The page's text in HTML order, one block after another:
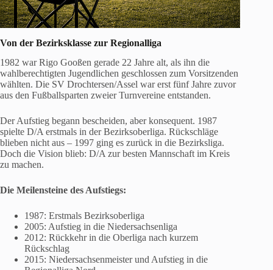
Von der Bezirksklasse zur Regionalliga
1982 war Rigo Gooßen gerade 22 Jahre alt, als ihn die
wahlberechtigten Jugendlichen geschlossen zum Vorsitzenden
wählten. Die SV Drochtersen/Assel war erst fünf Jahre zuvor
aus den Fußballsparten zweier Turnvereine entstanden.
Der Aufstieg begann bescheiden, aber konsequent. 1987
spielte D/A erstmals in der Bezirksoberliga. Rückschläge
blieben nicht aus – 1997 ging es zurück in die Bezirksliga.
Doch die Vision blieb: D/A zur besten Mannschaft im Kreis
zu machen.
Die Meilensteine des Aufstiegs:
1987: Erstmals Bezirksoberliga
2005: Aufstieg in die Niedersachsenliga
2012: Rückkehr in die Oberliga nach kurzem
Rückschlag
2015: Niedersachsenmeister und Aufstieg in die